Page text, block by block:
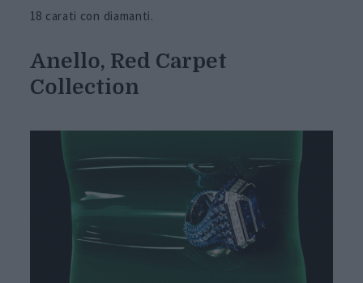
18 carati con diamanti.
Anello, Red Carpet
Collection